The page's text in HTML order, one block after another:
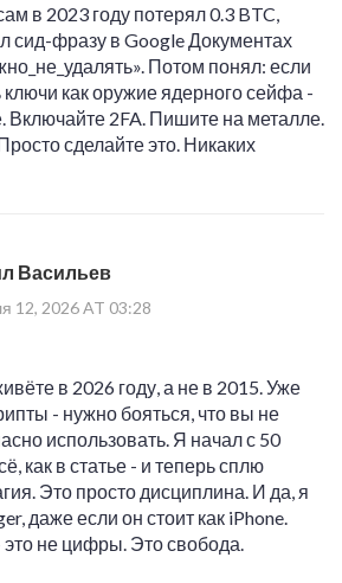
в 2023 году потерял 0.3 BTC,
сид-фразу в Google Документах
Потом понял: если
ключи как оружие ядерного сейфа -
Включайте 2FA. Пишите на металле.
сделайте это. Никаких
Васильев
12, 2026 AT 03:28
в 2026 году, а не в 2015. Уже
- нужно бояться, что вы не
использовать. Я начал с 50
как в статье - и теперь сплю
Это просто дисциплина. И да, я
даже если он стоит как iPhone.
это не цифры. Это свобода.